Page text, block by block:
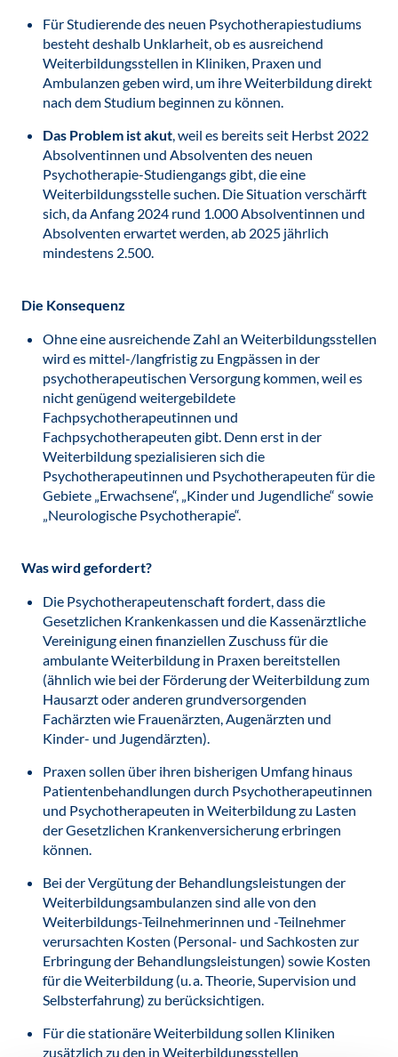
Für Studierende des neuen Psychotherapiestudiums
besteht deshalb Unklarheit, ob es ausreichend
Weiterbildungsstellen in Kliniken, Praxen und
Ambulanzen geben wird, um ihre Weiterbildung direkt
nach dem Studium beginnen zu können.
Das Problem ist akut, weil es bereits seit Herbst 2022
Absolventinnen und Absolventen des neuen
Psychotherapie-Studiengangs gibt, die eine
Weiterbildungsstelle suchen. Die Situation verschärft
sich, da Anfang 2024 rund 1.000 Absolventinnen und
Absolventen erwartet werden, ab 2025 jährlich
mindestens 2.500.
Die Konsequenz
Ohne eine ausreichende Zahl an Weiterbildungsstellen
wird es mittel-/langfristig zu Engpässen in der
psychotherapeutischen Versorgung kommen, weil es
nicht genügend weitergebildete
Fachpsychotherapeutinnen und
Fachpsychotherapeuten gibt. Denn erst in der
Weiterbildung spezialisieren sich die
Psychotherapeutinnen und Psychotherapeuten für die
Gebiete „Erwachsene“, „Kinder und Jugendliche“ sowie
„Neurologische Psychotherapie“.
Was wird gefordert?
Die Psychotherapeutenschaft fordert, dass die
Gesetzlichen Krankenkassen und die Kassenärztliche
Vereinigung einen finanziellen Zuschuss für die
ambulante Weiterbildung in Praxen bereitstellen
(ähnlich wie bei der Förderung der Weiterbildung zum
Hausarzt oder anderen grundversorgenden
Fachärzten wie Frauenärzten, Augenärzten und
Kinder- und Jugendärzten).
Praxen sollen über ihren bisherigen Umfang hinaus
Patientenbehandlungen durch Psychotherapeutinnen
und Psychotherapeuten in Weiterbildung zu Lasten
der Gesetzlichen Krankenversicherung erbringen
können.
Bei der Vergütung der Behandlungsleistungen der
Weiterbildungsambulanzen sind alle von den
Weiterbildungs-Teilnehmerinnen und -Teilnehmer
verursachten Kosten (Personal- und Sachkosten zur
Erbringung der Behandlungsleistungen) sowie Kosten
für die Weiterbildung (u. a. Theorie, Supervision und
Selbsterfahrung) zu berücksichtigen.
Für die stationäre Weiterbildung sollen Kliniken
zusätzlich zu den in Weiterbildungsstellen